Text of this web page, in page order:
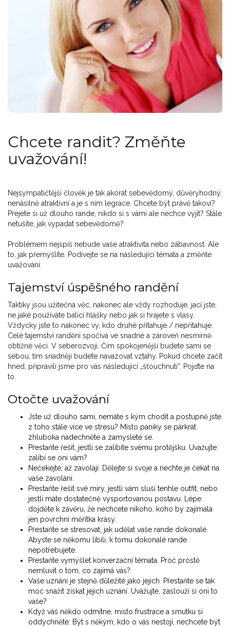
Chcete randit? Změňte
uvažování!
Nejsympatičtější člověk je tak akorát sebevědomý, důvěryhodný,
nenásilně atraktivní a je s ním legrace. Chcete být právě takoví?
Přejete si už dlouho rande, nikdo si s vámi ale nechce vyjít? Stále
netušíte, jak vypadat sebevědomě?
Problémem nejspíš nebude vaše atraktivita nebo zábavnost. Ale
to, jak přemýšlíte. Podívejte se na následující témata a změňte
uvažování.
Tajemství úspěšného randění
Taktiky jsou užitečná věc, nakonec ale vždy rozhoduje, jací jste,
ne jaké používáte balicí hlášky nebo jak si hrajete s vlasy.
Vždycky jste to nakonec vy, kdo druhé přitahuje / nepřitahuje.
Celé tajemství randění spočívá ve snadné a zároveň nesmírně
obtížné věci. V seberozvoji. Čím spokojenější budete sami se
sebou, tím snadněji budete navazovat vztahy. Pokud chcete začít
hned, připravili jsme pro vás následující „šťouchnutí“. Pojďte na
to.
Otočte uvažování
Jste už dlouho sami, nemáte s kým chodit a postupně jste
z toho stále více ve stresu? Místo paniky se párkrát
zhluboka nadechněte a zamyslete se.
Přestaňte řešit, jestli se zalíbíte svému protějšku. Uvažujte:
zalíbí se oni vám?
Nečekejte, až zavolají. Dělejte si svoje a nechte je čekat na
vaše zavolání.
Přestaňte řešit své míry, jestli vám sluší tenhle outfit, nebo
jestli máte dostatečně vysportovanou postavu. Lépe
dojděte k závěru, že nechcete nikoho, koho by zajímala
jen povrchní měřítka krásy.
Přestaňte se stresovat, jak udělat vaše rande dokonalé.
Abyste se někomu líbili, k tomu dokonalé rande
nepotřebujete.
Přestaňte vymýšlet konverzační témata. Proč prostě
nemluvit o tom, co zajímá vás?
Vaše uznání je stejně důležité jako jejich. Přestaňte se tak
moc snažit získat jejich uznání. Uvažujte, zaslouží si oni to
vaše?
Když váš někdo odmítne, místo frustrace a smutku si
oddychněte: Být s někým, kdo o vás nestojí, nechcete být